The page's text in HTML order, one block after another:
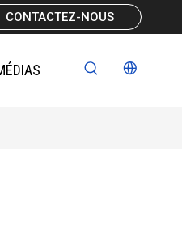
CONTACTEZ-NOUS